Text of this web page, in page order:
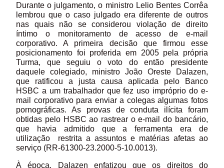
Durante o julgamento, o ministro Lelio Bentes Corrêa
lembrou que o caso julgado era diferente de outros
nas quais não se considerou violação de direito
íntimo o monitoramento de acesso de e-mail
corporativo. A primeira decisão que firmou esse
posicionamento foi proferida em 2005 pela própria
Turma, que seguiu o voto do então presidente
daquele colegiado, ministro João Oreste Dalazen,
que ratificou a justa causa aplicada pelo Banco
HSBC a um trabalhador que fez uso impróprio do e-
mail corporativo para enviar a colegas algumas fotos
pornográficas. As provas de conduta ilícita foram
obtidas pelo HSBC ao rastrear o e-mail do bancário,
que havia admitido que a ferramenta era de
utilização restrita a assuntos e matérias afetas ao
serviço (RR-61300-23.2000-5-10.0013).
À época, Dalazen enfatizou que os direitos do